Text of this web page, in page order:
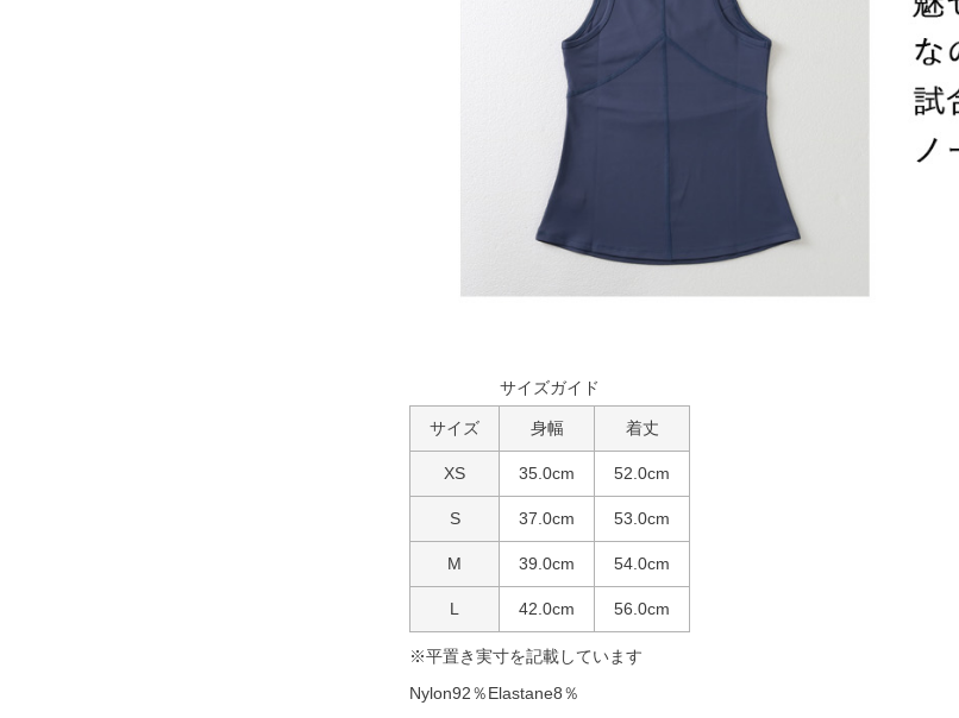
サイズガイド
サイズ 身幅 着丈
XS 35.0cm 52.0cm
S 37.0cm 53.0cm
M 39.0cm 54.0cm
L 42.0cm 56.0cm
※平置き実寸を記載しています
Nylon92％Elastane8％